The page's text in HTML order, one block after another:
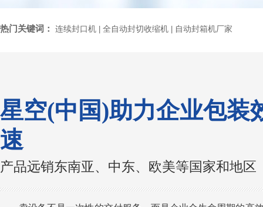
热门关键词： 连续封口机 全自动封切收缩机 自动封箱机厂家
星空(中国)助力企业包装
速
产品远销东南亚、中东、欧美等国家和地区